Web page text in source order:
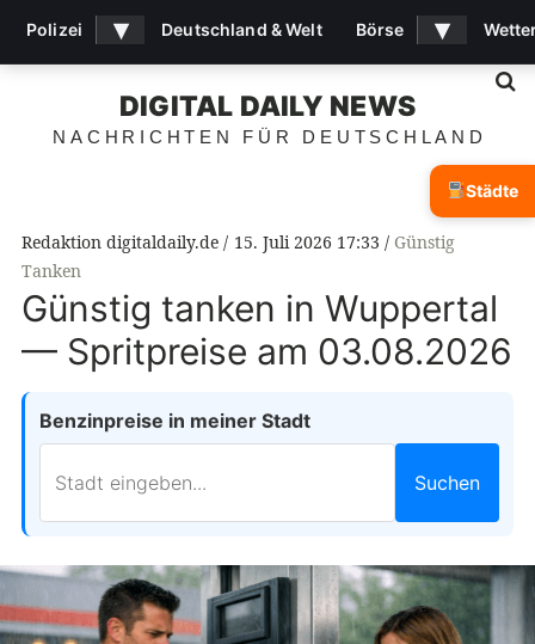
DIGITAL DAILY NEWS
NACHRICHTEN FÜR DEUTSCHLAND
Redaktion digitaldaily.de 15. Juli 2026 17:33
Günstig
Tanken
Günstig tanken in Wuppertal
— Spritpreise am 03.08.2026
Benzinpreise in meiner Stadt
Suchen
Polizei ▾ Deutschland & Welt Börse ▾
Städte